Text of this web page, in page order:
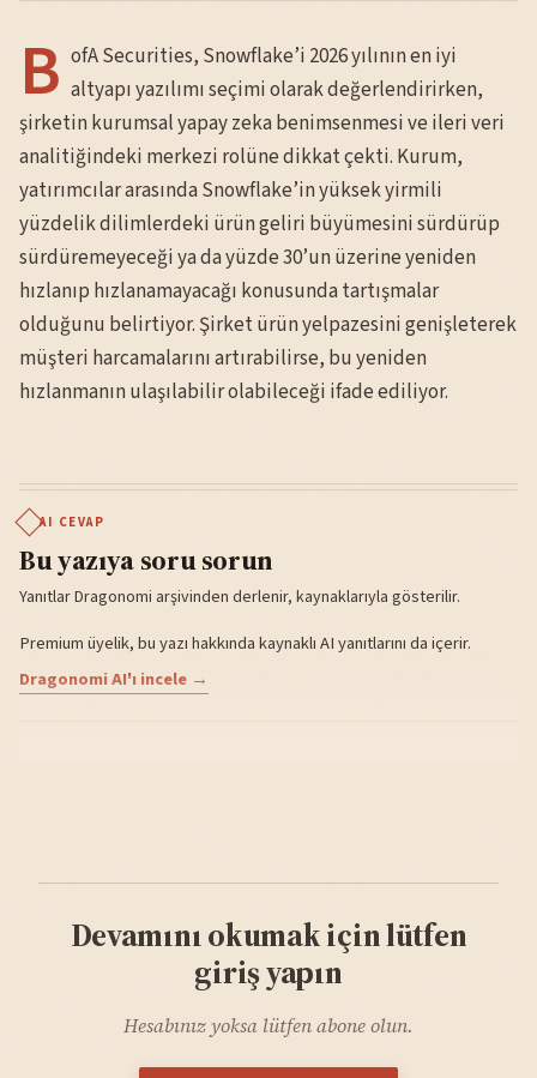
B ofA Securities, Snowflake’i 2026 yılının en iyi
altyapı yazılımı seçimi olarak değerlendirirken,
şirketin kurumsal yapay zeka benimsenmesi ve ileri veri
analitiğindeki merkezi rolüne dikkat çekti. Kurum,
yatırımcılar arasında Snowflake’in yüksek yirmili
yüzdelik dilimlerdeki ürün geliri büyümesini sürdürüp
sürdüremeyeceği ya da yüzde 30’un üzerine yeniden
hızlanıp hızlanamayacağı konusunda tartışmalar
olduğunu belirtiyor. Şirket ürün yelpazesini genişleterek
müşteri harcamalarını artırabilirse, bu yeniden
hızlanmanın ulaşılabilir olabileceği ifade ediliyor.
AI CEVAP
Bu yazıya soru sorun
Yanıtlar Dragonomi arşivinden derlenir, kaynaklarıyla gösterilir.
Premium üyelik, bu yazı hakkında kaynaklı AI yanıtlarını da içerir.
Dragonomi AI'ı incele →
Devamını okumak için lütfen
giriş yapın
Hesabınız yoksa lütfen abone olun.